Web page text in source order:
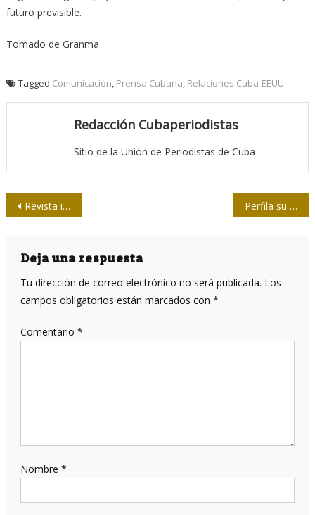
futuro previsible.
Tomado de Granma
Tagged Comunicación, Prensa Cubana, Relaciones Cuba-EEUU
Redacción Cubaperiodistas
Sitio de la Unión de Periodistas de Cuba
Navegación
entradas
Revista india dedica número especial a Fidel Castro Perfila su quehacer desde el comienzo del 2017 la Upec santiaguera
Deja una respuesta
Tu dirección de correo electrónico no será publicada. Los
campos obligatorios están marcados con *
Comentario *
Nombre *